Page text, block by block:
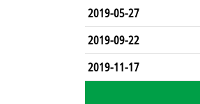
2019-05-27
2019-09-22
2019-11-17